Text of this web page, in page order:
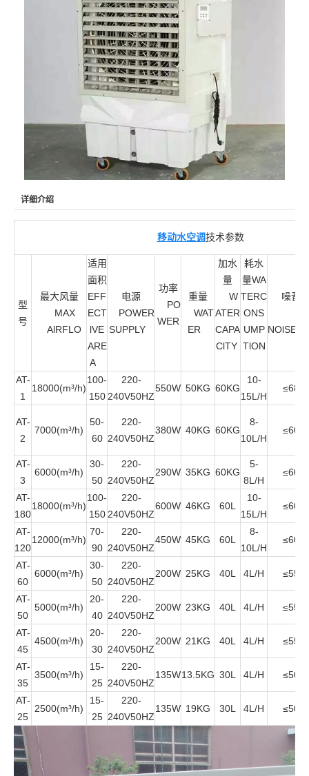
详细介绍
移动水空调技术参数
型
号
最大风量
MAX
AlRFLO
适用
面积
EFF
ECT
lVE
ARE
A
电源
POWER
SUPPLY
功率
PO
WER
重量
WAT
ER
加水
量
W
ATER
CAPA
ClTY
耗水
量WA
TERC
ONS
UMP
TlON
噪音
AT-
1
18000(m³/h)
100-
150
220-
240V50HZ
550W 50KG 60KG
10-
15L/H
≤68
AT-
2
7000(m³/h)
50-
60
220-
240V50HZ
380W 40KG 60KG
8-
10L/H
≤60
AT-
3
6000(m³/h)
30-
50
220-
240V50HZ
290W 35KG 60KG
5-
8L/H
≤60
AT-
180
18000(m³/h)
100-
150
220-
240V50HZ
600W 46KG 60L
10-
15L/H
≤60
AT-
120
12000(m³/h)
70-
90
220-
240V50HZ
450W 45KG 60L
8-
10L/H
≤60
AT-
60
6000(m³/h)
30-
50
220-
240V50HZ
200W 25KG 40L 4L/H ≤55
AT-
50
5000(m³/h)
20-
40
220-
240V50HZ
200W 23KG 40L 4L/H ≤55
AT-
45
4500(m³/h)
20-
30
220-
240V50HZ
200W 21KG 40L 4L/H ≤55
AT-
35
3500(m³/h)
15-
25
220-
240V50HZ
135W13.5KG 30L 4L/H ≤50
AT-
25
2500(m³/h)
15-
25
220-
240V50HZ
135W 19KG 30L 4L/H ≤50